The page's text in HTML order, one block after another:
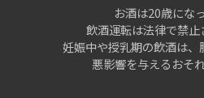
お酒は20歳にな
飲酒運転は法律で禁止
妊娠中や授乳期の飲酒は、
悪影響を与えるおそ